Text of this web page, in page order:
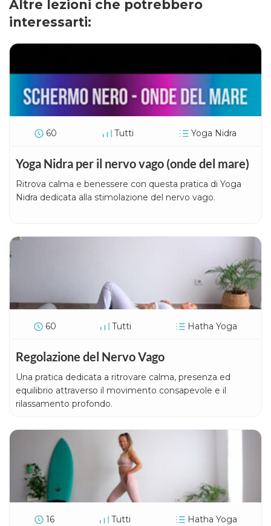
Altre lezioni che potrebbero
interessarti:
60 Tutti Yoga Nidra
Yoga Nidra per il nervo vago (onde del mare)
Ritrova calma e benessere con questa pratica di Yoga
Nidra dedicata alla stimolazione del nervo vago.
60 Tutti Hatha Yoga
Regolazione del Nervo Vago
Una pratica dedicata a ritrovare calma, presenza ed
equilibrio attraverso il movimento consapevole e il
rilassamento profondo.
16 Tutti Hatha Yoga